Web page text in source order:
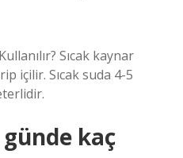
Sıcak kaynar
içilir. Sıcak suda 4-5
günde kaç